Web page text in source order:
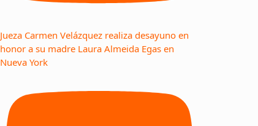
Jueza Carmen Velázquez realiza desayuno en
honor a su madre Laura Almeida Egas en
Nueva York